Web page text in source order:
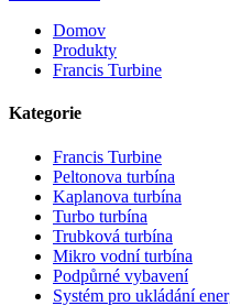
Domov
Produkty
Francis Turbine
Kategorie
Francis Turbine
Peltonova turbína
Kaplanova turbína
Turbo turbína
Trubková turbína
Mikro vodní turbína
Podpůrné vybavení
Systém pro ukládání